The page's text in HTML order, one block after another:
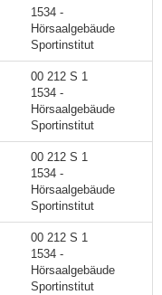
1534 -
Hörsaalgebäude
Sportinstitut
00 212 S 1
1534 -
Hörsaalgebäude
Sportinstitut
00 212 S 1
1534 -
Hörsaalgebäude
Sportinstitut
00 212 S 1
1534 -
Hörsaalgebäude
Sportinstitut